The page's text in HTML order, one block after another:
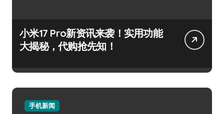
小米17 Pro新资讯来袭！实用功能
大揭秘，代购抢先知！
手机新闻